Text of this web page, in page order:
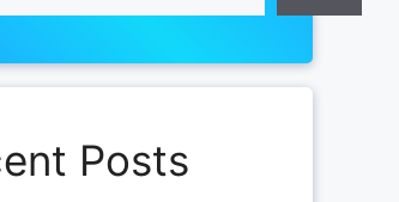
Posts